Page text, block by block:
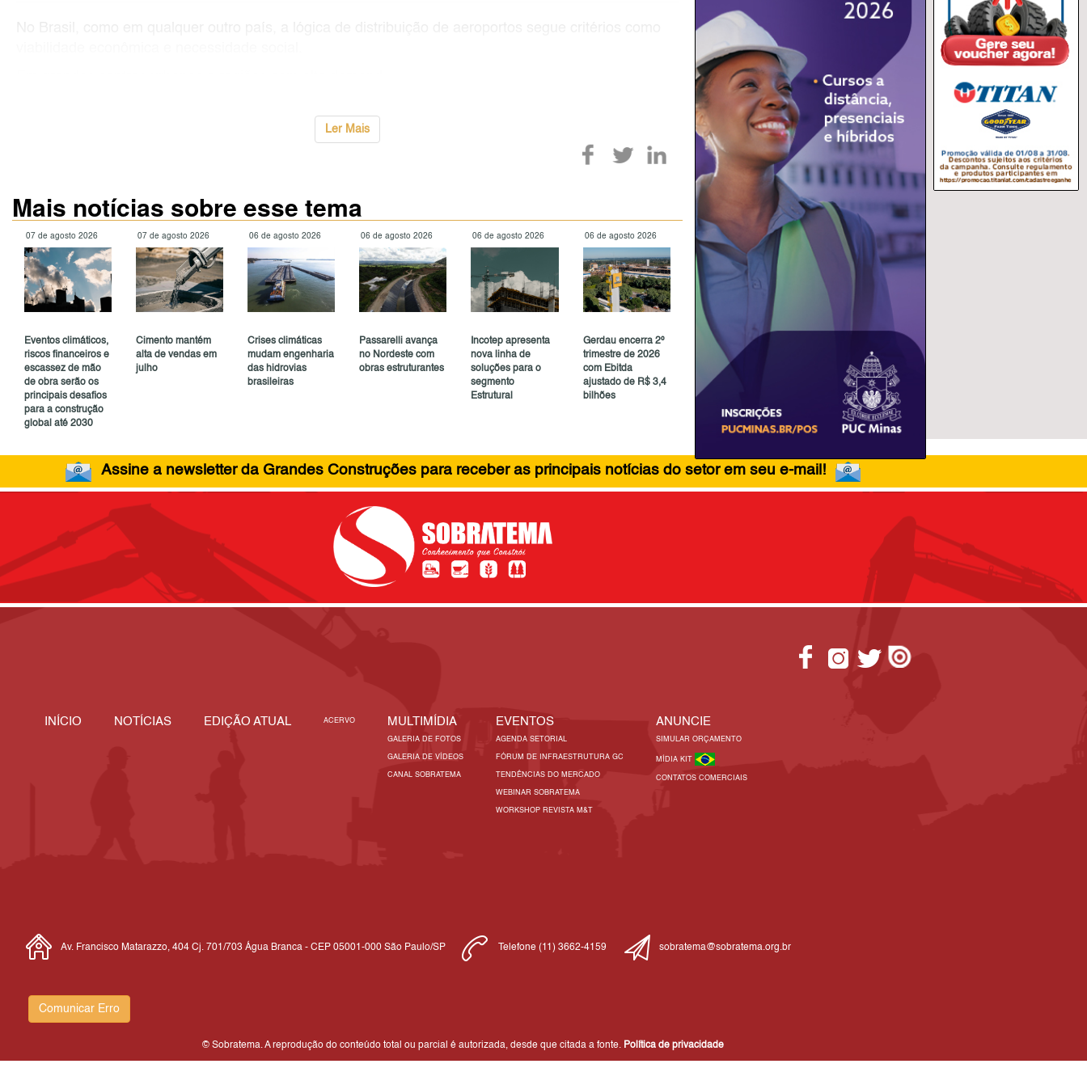
Ler Mais
Mais notícias sobre esse tema
07 de agosto 2026
Eventos climáticos,
riscos financeiros e
escassez de mão
de obra serão os
principais desafios
para a construção
global até 2030
07 de agosto 2026
Cimento mantém
alta de vendas em
julho
06 de agosto 2026
Crises climáticas
mudam engenharia
das hidrovias
brasileiras
06 de agosto 2026
Passarelli avança
no Nordeste com
obras estruturantes
06 de agosto 2026
Incotep apresenta
nova linha de
soluções para o
segmento
Estrutural
06 de agosto 2026
Gerdau encerra 2º
trimestre de 2026
com Ebitda
ajustado de R$ 3,4
bilhões
Assine a newsletter da Grandes Construções para receber as principais notícias do setor em seu e-mail!
INÍCIO NOTÍCIAS EDIÇÃO ATUAL ACERVO MULTIMÍDIA
GALERIA DE FOTOS
GALERIA DE VÍDEOS
CANAL SOBRATEMA
EVENTOS
AGENDA SETORIAL
FÓRUM DE INFRAESTRUTURA GC
TENDÊNCIAS DO MERCADO
WEBINAR SOBRATEMA
WORKSHOP REVISTA M&T
ANUNCIE
SIMULAR ORÇAMENTO
MÍDIA KIT
CONTATOS COMERCIAIS
Av. Francisco Matarazzo, 404 Cj. 701/703 Água Branca - CEP 05001-000 São Paulo/SP Telefone (11) 3662-4159 sobratema@sobratema.org.br
Comunicar Erro
© Sobratema. A reprodução do conteúdo total ou parcial é autorizada, desde que citada a fonte. Política de privacidade